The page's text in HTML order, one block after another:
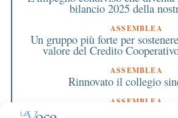
bilancio 2025 della
ASSEMBLEA
Un gruppo più forte per
valore del Credito
ASSEMBLEA
Rinnovato il collegio
ASSEMBLEA
Bilancio approvato